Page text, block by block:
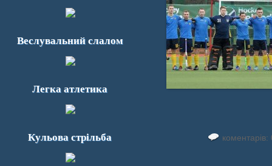
Веслувальний слалом
Легка атлетика
Кульова стрільба коментарів: